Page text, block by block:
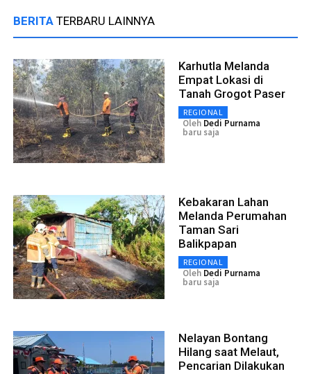
BERITA TERBARU LAINNYA
Karhutla Melanda
Empat Lokasi di
Tanah Grogot Paser
REGIONAL
Oleh Dedi Purnama
baru saja
Kebakaran Lahan
Melanda Perumahan
Taman Sari
Balikpapan
REGIONAL
Oleh Dedi Purnama
baru saja
Nelayan Bontang
Hilang saat Melaut,
Pencarian Dilakukan